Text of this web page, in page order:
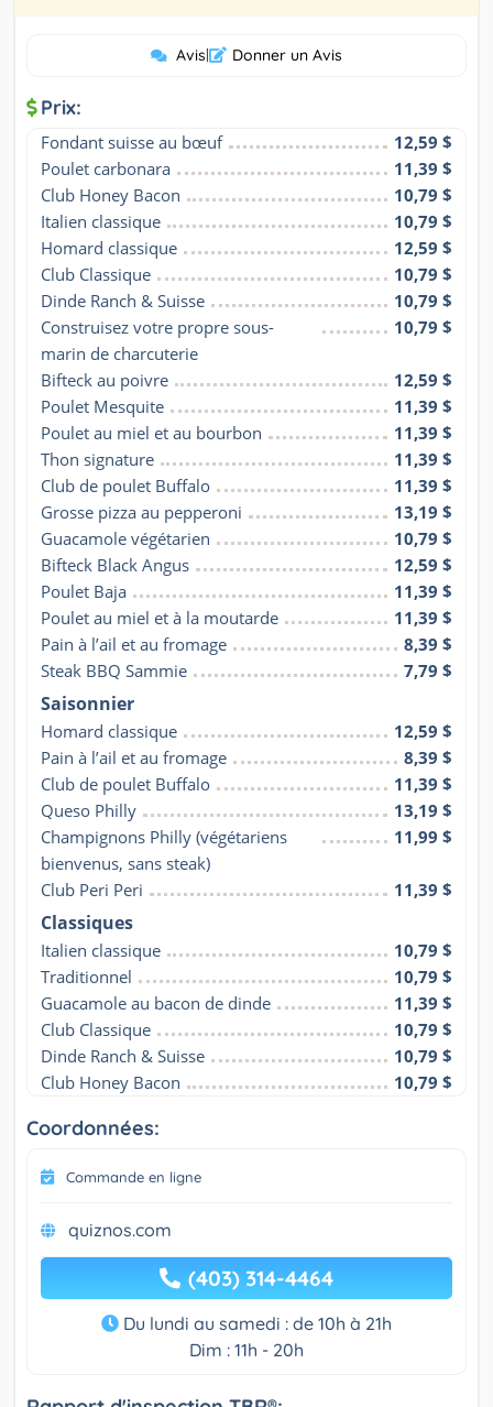
Avis| Donner un Avis
Prix:
Fondant suisse au bœuf
12,59 $
Poulet carbonara
11,39 $
Club Honey Bacon
10,79 $
Italien classique
10,79 $
Homard classique
12,59 $
Club Classique
10,79 $
Dinde Ranch & Suisse
10,79 $
Construisez votre propre sous-
marin de charcuterie
10,79 $
Bifteck au poivre
12,59 $
Poulet Mesquite
11,39 $
Poulet au miel et au bourbon
11,39 $
Thon signature
11,39 $
Club de poulet Buffalo
11,39 $
Grosse pizza au pepperoni
13,19 $
Guacamole végétarien
10,79 $
Bifteck Black Angus
12,59 $
Poulet Baja
11,39 $
Poulet au miel et à la moutarde
11,39 $
Pain à l’ail et au fromage
8,39 $
Steak BBQ Sammie
7,79 $
Saisonnier
Homard classique
12,59 $
Pain à l’ail et au fromage
8,39 $
Club de poulet Buffalo
11,39 $
Queso Philly
13,19 $
Champignons Philly (végétariens
bienvenus, sans steak)
11,99 $
Club Peri Peri 11,39 $
Classiques
Italien classique
10,79 $
Traditionnel
10,79 $
Guacamole au bacon de dinde
11,39 $
Club Classique
10,79 $
Dinde Ranch & Suisse
10,79 $
Club Honey Bacon
10,79 $
Coordonnées:
Commande en ligne
quiznos.com
(403) 314-4464
Du lundi au samedi : de 10h à 21h
Dim : 11h - 20h